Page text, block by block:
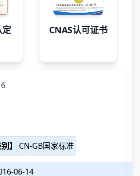
定
CNAS认可证书
】 CN-GB国家标准
06-14